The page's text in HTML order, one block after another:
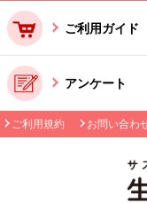
ご利用ガイド
アンケート
ご利用規約 お問い合わ